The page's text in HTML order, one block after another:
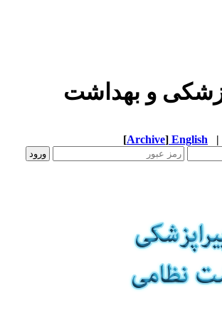
و بهداشت
English
[Archive]